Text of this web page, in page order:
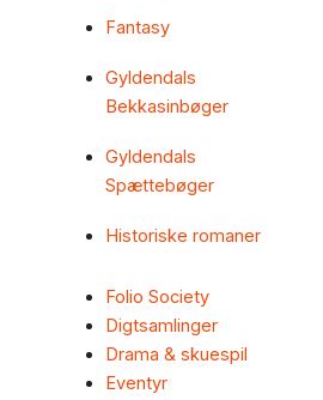
Fantasy
Gyldendals
Bekkasinbøger
Gyldendals
Spættebøger
Historiske romaner
Folio Society
Digtsamlinger
Drama & skuespil
Eventyr